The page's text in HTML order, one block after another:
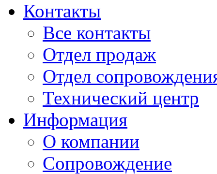
Контакты
Все контакты
Отдел продаж
Отдел
Технический центр
Информация
О компании
Сопровождение